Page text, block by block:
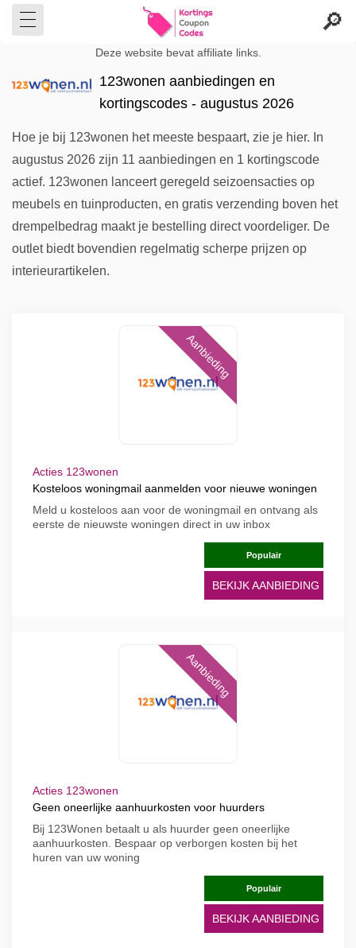
Deze website bevat affiliate links.
123wonen aanbiedingen en
kortingscodes - augustus 2026
Hoe je bij 123wonen het meeste bespaart, zie je hier. In
augustus 2026 zijn 11 aanbiedingen en 1 kortingscode
actief. 123wonen lanceert geregeld seizoensacties op
meubels en tuinproducten, en gratis verzending boven het
drempelbedrag maakt je bestelling direct voordeliger. De
outlet biedt bovendien regelmatig scherpe prijzen op
interieurartikelen.
Aanbieding
Acties 123wonen
Kosteloos woningmail aanmelden voor nieuwe woningen
Meld u kosteloos aan voor de woningmail en ontvang als
eerste de nieuwste woningen direct in uw inbox
Populair
BEKIJK AANBIEDING
Aanbieding
Acties 123wonen
Geen oneerlijke aanhuurkosten voor huurders
Bij 123Wonen betaalt u als huurder geen oneerlijke
aanhuurkosten. Bespaar op verborgen kosten bij het
huren van uw woning
Populair
BEKIJK AANBIEDING